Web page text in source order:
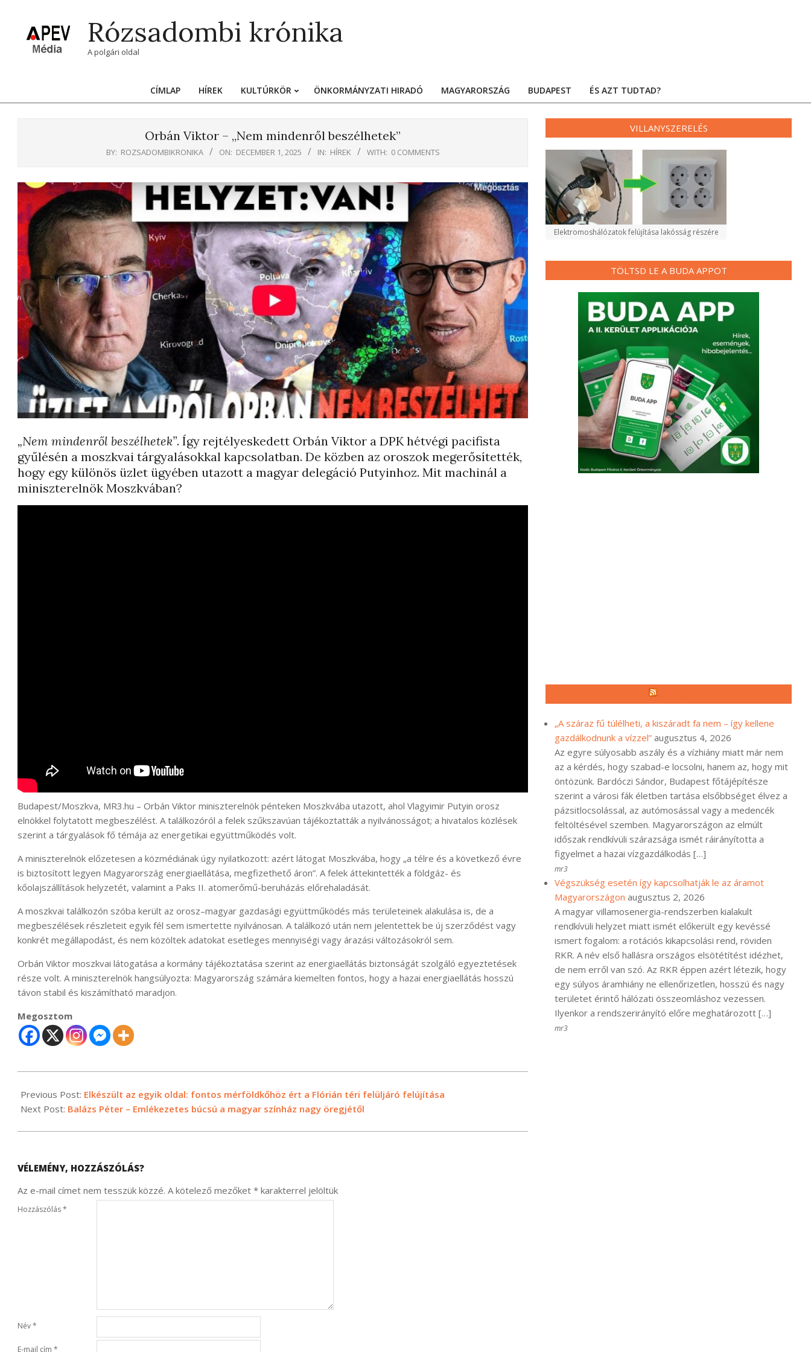
content
Rózsadombi krónika
A polgári oldal
Primary
CÍMLAP HÍREK KULTÚRKÖR ÖNKORMÁNYZATI HIRADÓ MAGYARORSZÁG BUDAPEST ÉS AZT TUDTAD?
Orbán Viktor – „Nem mindenről beszélhetek”
BY: ROZSADOMBIKRONIKA ON: DECEMBER 1, 2025 IN: HÍREK WITH: 0 COMMENTS
„Nem mindenről beszélhetek”. Így rejtélyeskedett Orbán Viktor a DPK hétvégi pacifista
gyűlésén a moszkvai tárgyalásokkal kapcsolatban. De közben az oroszok megerősítették,
hogy egy különös üzlet ügyében utazott a magyar delegáció Putyinhoz. Mit machinál a
miniszterelnök Moszkvában?
Budapest/Moszkva, MR3.hu – Orbán Viktor miniszterelnök pénteken Moszkvába utazott, ahol Vlagyimir Putyin orosz
elnökkel folytatott megbeszélést. A találkozóról a felek szűkszavúan tájékoztatták a nyilvánosságot; a hivatalos közlések
szerint a tárgyalások fő témája az energetikai együttműködés volt.
A miniszterelnök előzetesen a közmédiának úgy nyilatkozott: azért látogat Moszkvába, hogy „a télre és a következő évre
is biztosított legyen Magyarország energiaellátása, megfizethető áron”. A felek áttekintették a földgáz- és
kőolajszállítások helyzetét, valamint a Paks II. atomerőmű-beruházás előrehaladását.
A moszkvai találkozón szóba került az orosz–magyar gazdasági együttműködés más területeinek alakulása is, de a
megbeszélések részleteit egyik fél sem ismertette nyilvánosan. A találkozó után nem jelentettek be új szerződést vagy
konkrét megállapodást, és nem közöltek adatokat esetleges mennyiségi vagy árazási változásokról sem.
Orbán Viktor moszkvai látogatása a kormány tájékoztatása szerint az energiaellátás biztonságát szolgáló egyeztetések
része volt. A miniszterelnök hangsúlyozta: Magyarország számára kiemelten fontos, hogy a hazai energiaellátás hosszú
távon stabil és kiszámítható maradjon.
Megosztom
12-
01
Previous Post: Elkészült az egyik oldal: fontos mérföldkőhöz ért a Flórián téri felüljáró felújítása
Next Post: Balázs Péter – Emlékezetes búcsú a magyar színház nagy öregjétől
VÉLEMÉNY, HOZZÁSZÓLÁS?
Az e-mail címet nem tesszük közzé. A kötelező mezőket * karakterrel jelöltük
Hozzászólás*
Név*
E-mail cím *
VILLANYSZERELÉS
Elektromoshálózatok felújítása lakósság részére
TÖLTSD LE A BUDA APPOT
„A száraz fű túlélheti, a kiszáradt fa nem – így kellene
gazdálkodnunk a vízzel” augusztus 4, 2026
Az egyre súlyosabb aszály és a vízhiány miatt már nem
az a kérdés, hogy szabad-e locsolni, hanem az, hogy mit
öntözünk. Bardóczi Sándor, Budapest főtájépítésze
szerint a városi fák életben tartása elsőbbséget élvez a
pázsitlocsolással, az autómosással vagy a medencék
feltöltésével szemben. Magyarországon az elmúlt
időszak rendkívüli szárazsága ismét ráirányította a
figyelmet a hazai vízgazdálkodás […]
mr3
Végszükség esetén így kapcsolhatják le az áramot
Magyarországon augusztus 2, 2026
A magyar villamosenergia-rendszerben kialakult
rendkívüli helyzet miatt ismét előkerült egy kevéssé
ismert fogalom: a rotációs kikapcsolási rend, röviden
RKR. A név első hallásra országos elsötétítést idézhet,
de nem erről van szó. Az RKR éppen azért létezik, hogy
egy súlyos áramhiány ne ellenőrizetlen, hosszú és nagy
területet érintő hálózati összeomláshoz vezessen.
Ilyenkor a rendszerirányító előre meghatározott […]
mr3